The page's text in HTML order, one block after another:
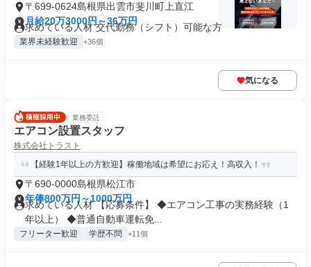
〒699-0624島根県出雲市斐川町上直江
月給20万3000円～36万円
求めている人材 交代勤務（シフト）可能な方
業界未経験歓迎 +36個
気になる
業務委託
エアコン設置スタッフ
株式会社トラスト
【経験1年以上の方歓迎】稼働地域は希望にお応え！高収入！
〒690-0000島根県松江市
年俸800万円～1000万円
求めている人材 【応募条件】 ◆エアコン工事の実務経験（1
年以上） ◆普通自動車運転免...
フリーター歓迎 学歴不問 +11個